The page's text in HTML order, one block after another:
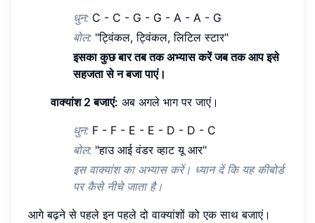
धुन: C - C - G - G - A - A - G
बोल: "ट्विंकल, ट्विंकल, लिटिल स्टार"
इसका कुछ बार तब तक अभ्यास करें जब तक आप इसे
सहजता से न बजा पाएं।
वाक्यांश 2 बजाएं: अब अगले भाग पर जाएं।
धुन: F - F - E - E - D - D - C
बोल: "हाउ आई वंडर व्हाट यू आर"
इस वाक्यांश का अभ्यास करें। ध्यान दें कि यह कीबोर्ड
पर कैसे नीचे जाता है।
आगे बढ़ने से पहले इन पहले दो वाक्यांशों को एक साथ बजाएं।